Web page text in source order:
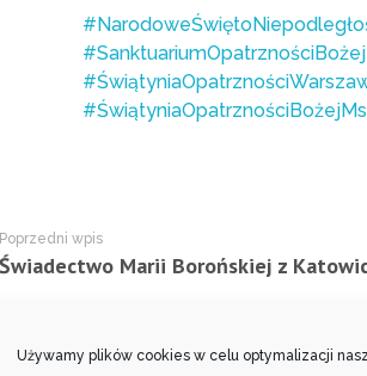
Używamy plików cookies w celu optymalizacji
#SanktuariumOpatrznościBożej
Poprzedni wpis